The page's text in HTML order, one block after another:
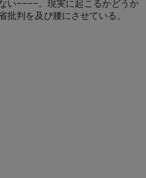
い−−−−。現実に起こるかどうか
批判を及び腰にさせている。